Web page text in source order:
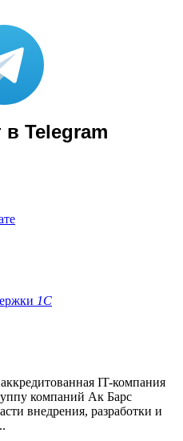
в Telegram
1С
IT-компания
компаний Ак Барс
внедрения, разработки и